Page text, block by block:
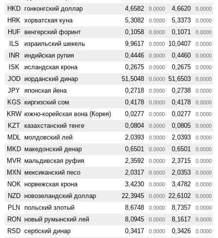
HKD гонконгский доллар 4,6582 0.0000 4,6620 0.0000
HRK хорватская куна 5,3082 0.0000 5,3373 0.0000
HUF венгерский форинт 0,1058 0.0000 0,1071 0.0000
ILS израильский шекель 9,9617 0.0000 10,0407 0.0000
INR индийская рупия 0,4446 0.0000 0,4460 0.0000
ISK исландская крона 0,2675 0.0000 0,2675 0.0000
JOD иорданский динар 51,5048 0.0000 51,6503 0.0000
JPY японская йена 0,2718 0.0000 0,2738 0.0000
KGS киргизский сом 0,4178 0.0000 0,4178 0.0000
KRW южно-корейская вона (Корея) 0,0277 0.0000 0,0277 0.0000
KZT казахстанский тенге 0,0804 0.0000 0,0805 0.0000
MDL молдовский лей 2,0393 0.0000 2,0393 0.0000
MKD македонский денар 0,6501 0.0000 0,6501 0.0000
MVR мальдивская руфия 2,3592 0.0000 2,3715 0.0000
MXN мексиканский песо 2,0317 0.0000 2,0353 0.0000
NOK норвежская крона 3,4230 0.0000 3,4782 0.0000
NZD ново­зеландский доллар 22,3945 0.0000 22,6102 0.0000
PLN польский злотый 8,6748 0.0000 8,7357 0.0000
RON новый румынский лей 8,0945 0.0000 8,1617 0.0000
RSD сербский динар 0,3417 0.0000 0,3426 0.0000